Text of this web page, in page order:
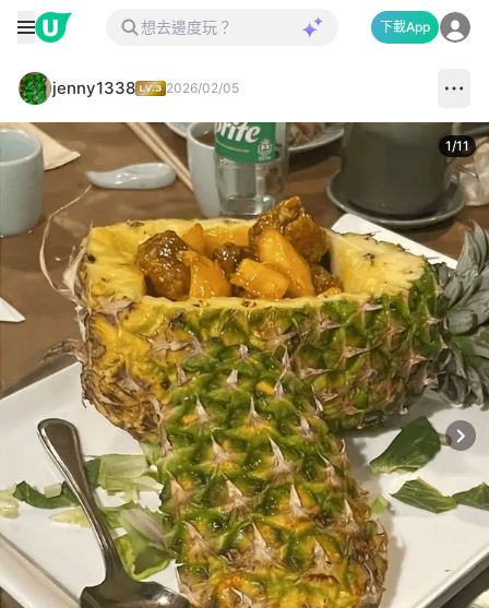
下載App
jenny1338 2026/02/05
1/11